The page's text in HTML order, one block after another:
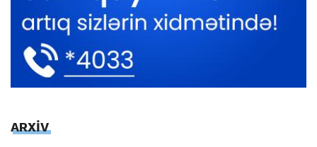
ARXİV